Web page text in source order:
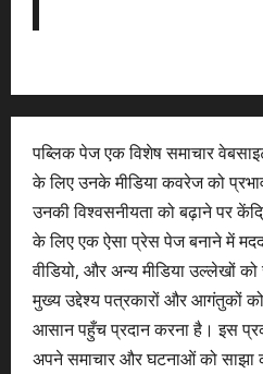
पब्लिक पेज एक विशेष समाचार
के लिए उनके मीडिया कवरेज को
उनकी विश्वसनीयता को बढ़ाने पर
के लिए एक ऐसा प्रेस पेज बनाने में
वीडियो, और अन्य मीडिया उल्लेखों
मुख्य उद्देश्य पत्रकारों और आगंतुकों
आसान पहुँच प्रदान करना है। इस
अपने समाचार और घटनाओं को साझा